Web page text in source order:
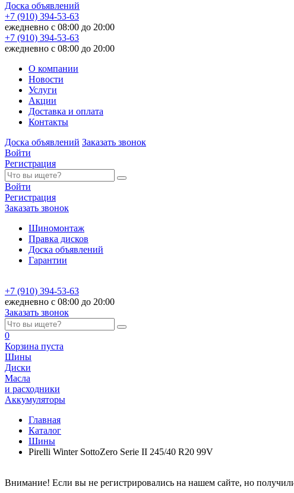
Доска объявлений
+7 (910) 394-53-63
ежедневно с 08:00 до 20:00
+7 (910) 394-53-63
ежедневно с 08:00 до 20:00
О компании
Новости
Услуги
Акции
Доставка и оплата
Контакты
Доска объявлений Заказать звонок
Войти
Регистрация
Войти
Регистрация
Заказать звонок
Шиномонтаж
Правка дисков
Доска объявлений
Гарантии
+7 (910) 394-53-63
ежедневно с 08:00 до 20:00
Заказать звонок
0
Корзина пуста
Шины
Диски
Масла
и расходники
Аккумуляторы
Главная
Каталог
Шины
Pirelli Winter SottoZero Serie II 245/40 R20 99V
Внимание! Если вы не регистрировались на нашем сайте, но